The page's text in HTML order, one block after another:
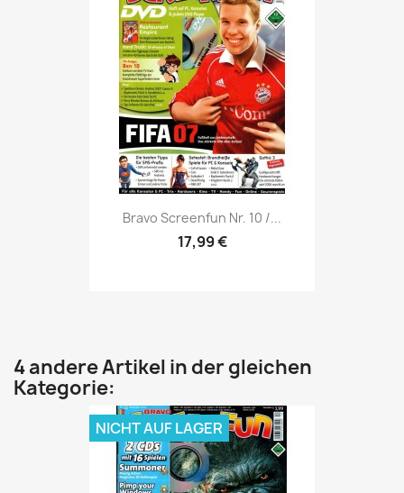
Vorschau
Bravo Screenfun Nr. 10 /...
17,99 €
4 andere Artikel in der gleichen
Kategorie:
NICHT AUF LAGER